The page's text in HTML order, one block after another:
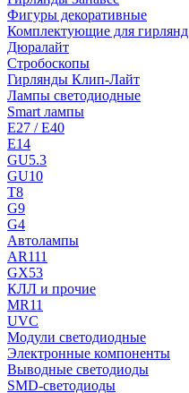
Фигуры декоративные
Комплектующие для гирлянд
Дюралайт
Стробоскопы
Гирлянды Клип-Лайт
Лампы светодиодные
Smart лампы
E27 / E40
E14
GU5.3
GU10
T8
G9
G4
Автолампы
AR111
GX53
КЛЛ и прочие
MR11
UVC
Модули светодиодные
Электронные компоненты
Выводные светодиоды
SMD-светодиоды